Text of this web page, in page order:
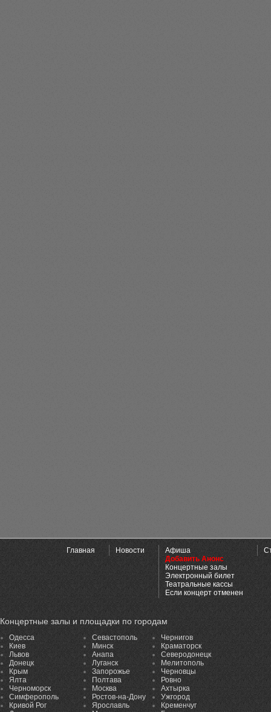
Главная Новости
Афиша
Добавить Анонс
Концертные залы
Электронный билет
Театральные кассы
Если концерт отменен
Концертные залы и площадки по городам
Одесса
Киев
Львов
Донецк
Крым
Ялта
Черноморск
Симферополь
Кривой Рог
Севастополь
Минск
Анапа
Луганск
Запорожье
Полтава
Москва
Ростов-на-Дону
Ярославль
Чернигов
Краматорск
Северодонецк
Мелитополь
Черновцы
Ровно
Ахтырка
Ужгород
Кременчуг